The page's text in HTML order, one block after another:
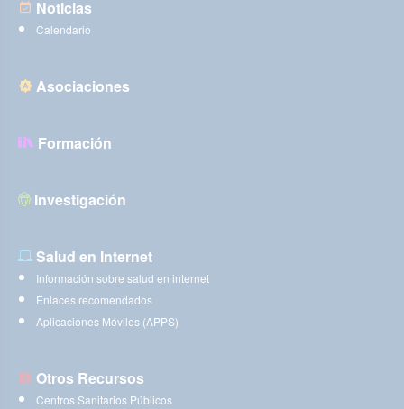
Noticias
Calendario
Asociaciones
Formación
Investigación
Salud en Internet
Información sobre salud en internet
Enlaces recomendados
Aplicaciones Móviles (APPS)
Otros Recursos
Centros Sanitarios Públicos